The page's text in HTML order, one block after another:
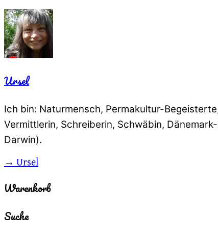
Ursel
Ich bin: Naturmensch, Permakultur-
Vermittlerin, Schreiberin, Schwäbin,
Darwin).
→ Ursel
Warenkorb
Suche